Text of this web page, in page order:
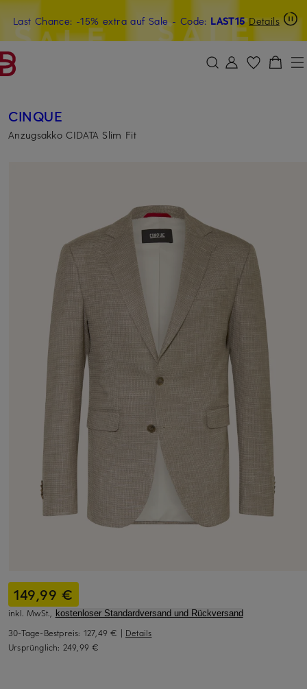
ZUM HAUPTINHALT ÜBERSPRINGEN ZUM SUCHFELD ÜBERSPRINGEN
Last Chance: -15% extra auf Sale- Code: LAST15 Details
15€-Willkommensgutschein mit Beyond sichern
CINQUE
Anzugsakko CIDATA Slim Fit
149,99 €
inkl. MwSt., kostenloser Standardversand und Rückversand
30-Tage-Bestpreis: 127,49 € | Details
Ursprünglich: 249,99 €